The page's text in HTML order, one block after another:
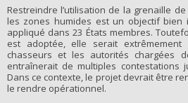
Restreindre l’utilisation de la grenaille
les zones humides est un objectif bien
appliqué dans 23 États membres.
est adoptée, elle serait extrêmement
chasseurs et les autorités chargées
entraînerait de multiples contestations
Dans ce contexte, le projet devrait être
le rendre opérationnel.